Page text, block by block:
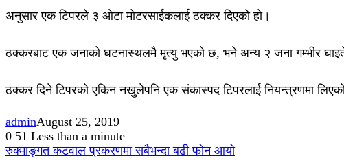
अनुसार एक टिपरले ३ ओटा मोटरसाईकलाई ठक्कर दिएको हो।
ठक्करबाट एक जनाको घटनास्थलमै मृत्यु भएको छ, भने अन्य २ जना गम्भीर
ठक्कर दिने टिपरको एकिन नखुलेपनि एक संकास्पद टिपरलाई नियन्त्रणमा
adminAugust 25, 2019
0 51 Less than a minute
रुक्माङ्गत कटवाल प्रकरणमा सबैभन्दा बढी फोन आयो